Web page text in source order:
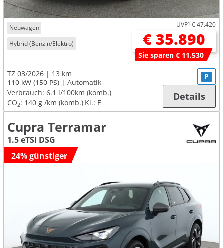
Neuwagen
Hybrid (Benzin/Elektro)
UVP1 € 47.420
€ 35.890
Sie sparen € 11.530
TZ 03/2026
13 km
110 kW (150 PS)
Automatik
Verbrauch: 6.1 l/100km (komb.)
CO2: 140 g /km (komb.) Kl.: E
P
Details
Cupra Terramar
1.5 eTSI DSG
24% günstiger